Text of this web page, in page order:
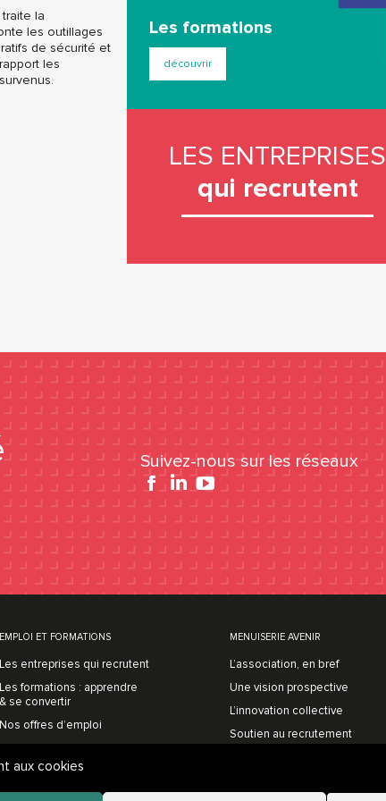
aux cookies
la
les outillages
de sécurité et
les
Les formations
découvrir
LES ENTREPRISES
qui recrutent
Suivez-nous sur les réseaux
FacebookYouTube
EMPLOI ET FORMATIONS
Les entreprises qui recrutent
Les formations : apprendre
& se convertir
Nos offres d’emploi
Prenons contact
MENUISERIE AVENIR
L’association, en bref
Une vision prospective
L’innovation collective
Soutien au recrutement